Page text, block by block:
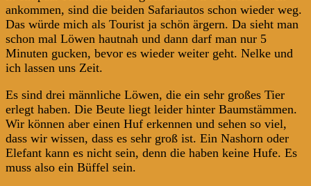
ankommen, sind die beiden Safariautos schon wieder weg.
Das würde mich als Tourist ja schön ärgern. Da sieht man
schon mal Löwen hautnah und dann darf man nur 5
Minuten gucken, bevor es wieder weiter geht. Nelke und
ich lassen uns Zeit.
Es sind drei männliche Löwen, die ein sehr großes Tier
erlegt haben. Die Beute liegt leider hinter Baumstämmen.
Wir können aber einen Huf erkennen und sehen so viel,
dass wir wissen, dass es sehr groß ist. Ein Nashorn oder
Elefant kann es nicht sein, denn die haben keine Hufe. Es
muss also ein Büffel sein.